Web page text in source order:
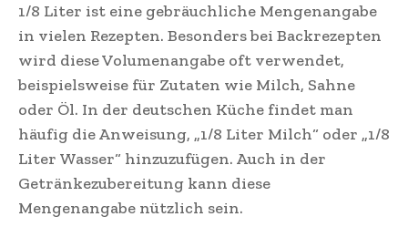
1/8 Liter ist eine gebräuchliche Mengenangabe
in vielen Rezepten. Besonders bei Backrezepten
wird diese Volumenangabe oft verwendet,
beispielsweise für Zutaten wie Milch, Sahne
oder Öl. In der deutschen Küche findet man
häufig die Anweisung, „1/8 Liter Milch“ oder „1/8
Liter Wasser“ hinzuzufügen. Auch in der
Getränkezubereitung kann diese
Mengenangabe nützlich sein.